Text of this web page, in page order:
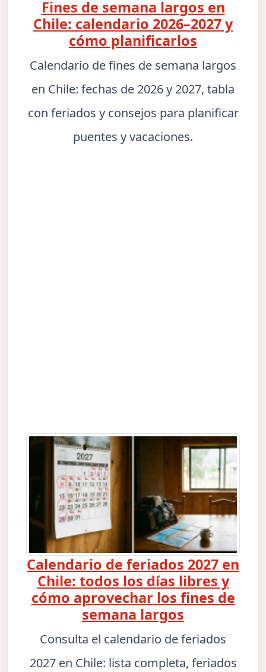
Fines de semana largos en
Chile: calendario 2026–2027 y
cómo planificarlos
Calendario de fines de semana largos
en Chile: fechas de 2026 y 2027, tabla
con feriados y consejos para planificar
puentes y vacaciones.
Calendario de feriados 2027 en
Chile: todos los días libres y
cómo aprovechar los fines de
semana largos
Consulta el calendario de feriados
2027 en Chile: lista completa, feriados